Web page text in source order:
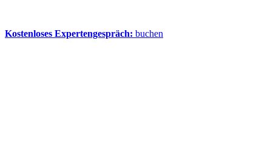
Kostenloses Expertengespräch: buchen